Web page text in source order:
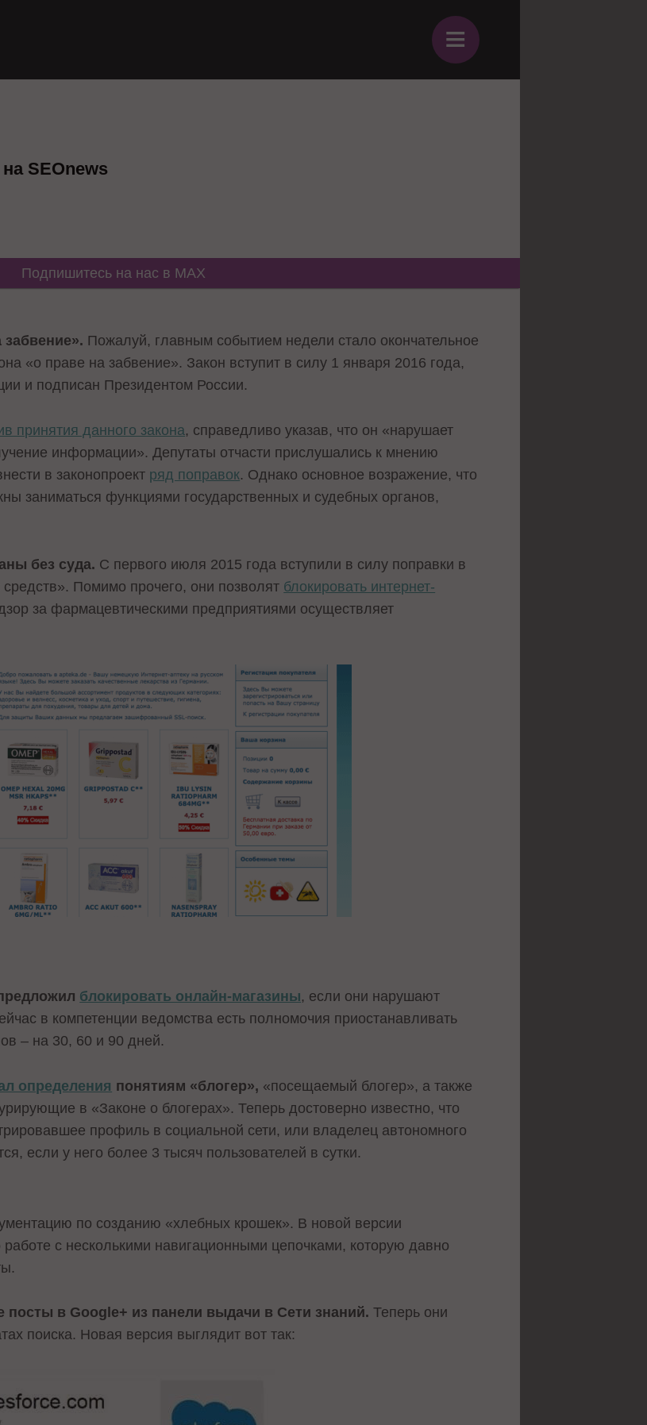
≡
SEOnews
Подпишитесь на нас в MAX
Пожалуй, главным событием недели стало окончательное
«о праве на забвение». Закон вступит в силу 1 января 2016 года,
и подписан Президентом России.
принятия данного закона, справедливо указав, что он «нарушает
информации». Депутаты отчасти прислушались к мнению
в законопроект ряд поправок. Однако основное возражение, что
заниматься функциями государственных и судебных органов,
без суда. С первого июля 2015 года вступили в силу поправки в
Помимо прочего, они позволят блокировать интернет-
за фармацевтическими предприятиями осуществляет
блокировать онлайн-магазины, если они нарушают
в компетенции ведомства есть полномочия приостанавливать
– на 30, 60 и 90 дней.
определения понятиям «блогер», «посещаемый блогер», а также
в «Законе о блогерах». Теперь достоверно известно, что
профиль в социальной сети, или владелец автономного
если у него более 3 тысяч пользователей в сутки.
по созданию «хлебных крошек». В новой версии
с несколькими навигационными цепочками, которую давно
посты в Google+ из панели выдачи в Сети знаний. Теперь они
поиска. Новая версия выглядит вот так: